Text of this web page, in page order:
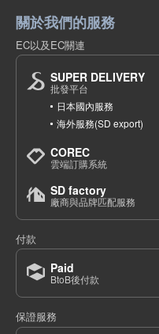
關於我們的服務
EC以及EC關連
SUPER DELIVERY
批發平台
日本國內服務
海外服務(SD export)
COREC
雲端訂購系統
SD factory
廠商與品牌匹配服務
付款
Paid
BtoB後付款
保證服務